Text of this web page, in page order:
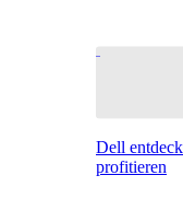
Dell
profitieren